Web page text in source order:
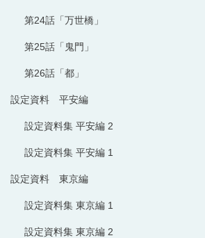
第24話「万世橋」
第25話「鬼門」
第26話「都」
設定資料 平安編
設定資料集 平安編 2
設定資料集 平安編 1
設定資料 東京編
設定資料集 東京編 1
設定資料集 東京編 2